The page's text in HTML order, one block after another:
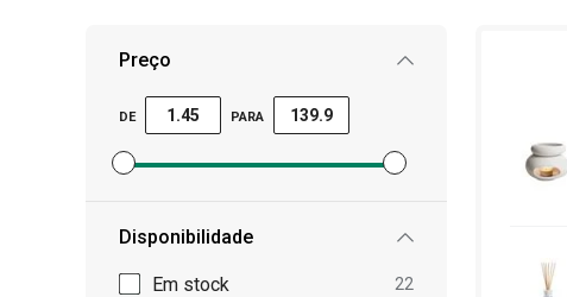
Preço
DE PARA
Definir filtro de preço mínimo
Definir filtro de preço máximo
Disponibilidade
Em stock 22